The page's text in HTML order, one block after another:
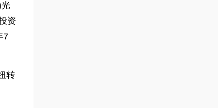
资
7
转